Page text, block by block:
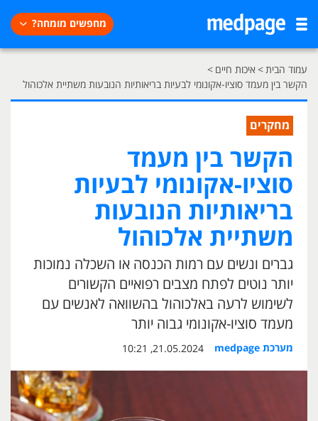
מחפשים מומחה?
עמוד הבית> איכות חיים >
הקשר בין מעמד סוציו-אקונומי לבעיות בריאותיות הנובעות משתיית אלכוהול
מחקרים
הקשר בין מעמד
סוציו-אקונומי לבעיות
בריאותיות הנובעות
משתיית אלכוהול
גברים ונשים עם רמות הכנסה או השכלה נמוכות
יותר נוטים לפתח מצבים רפואיים הקשורים
לשימוש לרעה באלכוהול בהשוואה לאנשים עם
מעמד סוציו-אקונומי גבוה יותר
מערכת medpage 21.05.2024, 10:21